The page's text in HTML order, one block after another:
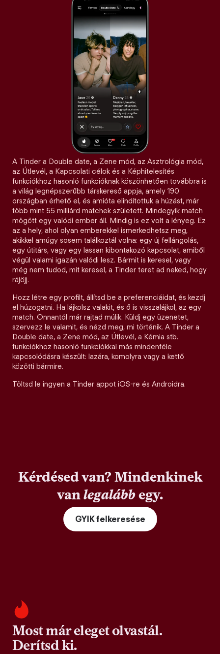
A Tinder a Double date, a Zene mód, az Asztrológia mód,
az Útlevél, a Kapcsolati célok és a Képhitelesítés
funkciókhoz hasonló funkcióknak köszönhetően továbbra is
a világ legnépszerűbb társkereső appja, amely 190
országban érhető el, és amióta elindítottuk a húzást, már
több mint 55 milliárd matchek született. Mindegyik match
mögött egy valódi ember áll. Mindig is ez volt a lényeg. Ez
az a hely, ahol olyan emberekkel ismerkedhetsz meg,
akikkel amúgy sosem találkoztál volna: egy új fellángolás,
egy útitárs, vagy egy lassan kibontakozó kapcsolat, amiből
végül valami igazán valódi lesz. Bármit is keresel, vagy
még nem tudod, mit keresel, a Tinder teret ad neked, hogy
rájöjj.
Hozz létre egy profilt, állítsd be a preferenciáidat, és kezdj
el húzogatni. Ha lájkolsz valakit, és ő is visszalájkol, az egy
match. Onnantól már rajtad múlik. Küldj egy üzenetet,
szervezz le valamit, és nézd meg, mi történik. A Tinder a
Double date, a Zene mód, az Útlevél, a Kémia stb.
funkciókhoz hasonló funkciókkal más mindenféle
kapcsolódásra készült: lazára, komolyra vagy a kettő
közötti bármire.
Töltsd le ingyen a Tinder appot iOS-re és Androidra.
Kérdésed van? Mindenkinek
vanlegalábbegy.
GYIK felkeresése
Most már eleget olvastál.
Derítsd ki.